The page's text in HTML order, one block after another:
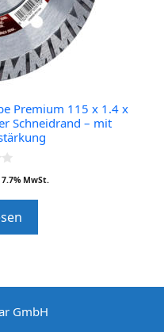
Premium 115 x 1.4 x
Schneidrand – mit
MwSt.
GmbH